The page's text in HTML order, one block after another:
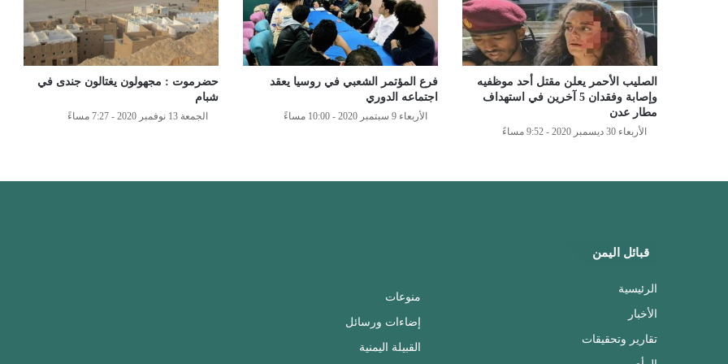
الصليب الأحمر يعلن مقتل أحد موظفيه
وإصابة وفقدان 5 آخرين في استهداف
مطار عدن
الأربعاء 30 ديسمبر 2020 - 9:52 مساءً
فرع المؤتمر الشعبي في روسيا يعقد
اجتماعه الدوري
الأربعاء 9 سبتمبر 2020 - 10:00 مساءً
حضرموت : مجهولون يغتالون جندى في
شبام
الجمعة 13 نوفمبر 2020 - 7:27 مساءً
قبائل اليمن
الرئيسية
الأخبار
تقارير وتحقيقات
منوعات
إضاءات ورسائل
القبيلة اليمنية